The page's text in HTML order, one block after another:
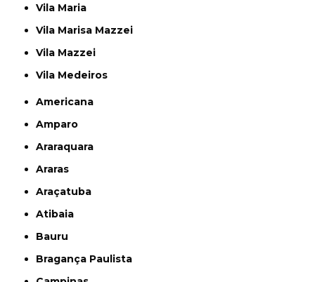
Vila Maria
Vila Marisa Mazzei
Vila Mazzei
Vila Medeiros
Americana
Amparo
Araraquara
Araras
Araçatuba
Atibaia
Bauru
Bragança Paulista